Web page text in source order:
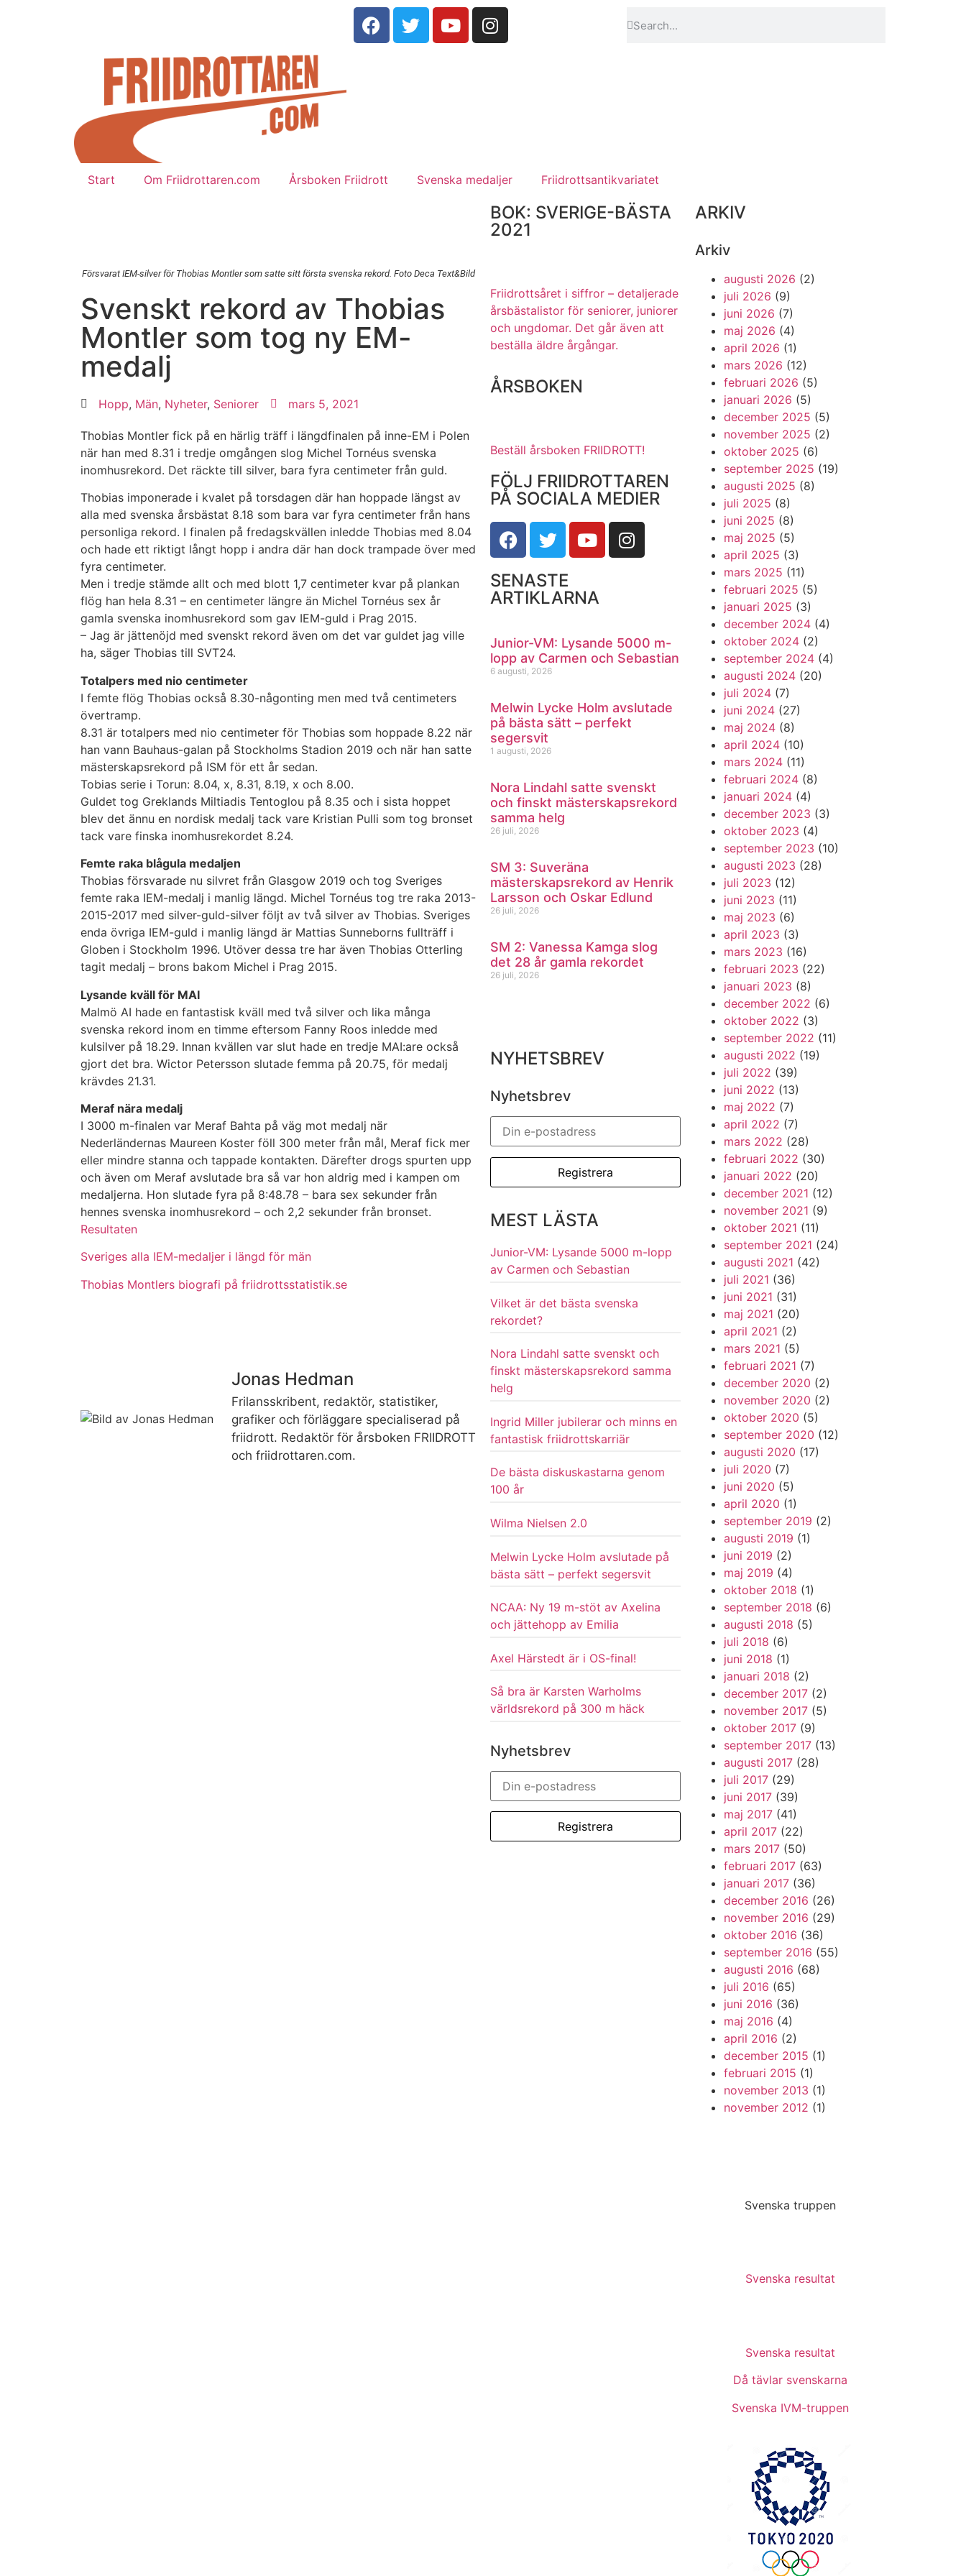
Start Om Friidrottaren.com Årsboken Friidrott Svenska medaljer Friidrottsantikvariatet
Försvarat IEM-silver för Thobias Montler som satte sitt första svenska rekord. Foto Deca Text&Bild
Svenskt rekord av Thobias
Montler som tog ny EM-
medalj
Hopp, Män, Nyheter, Seniorer mars 5, 2021
Thobias Montler fick på en härlig träff i längdfinalen på inne-EM i Polen
när han med 8.31 i tredje omgången slog Michel Tornéus svenska
inomhusrekord. Det räckte till silver, bara fyra centimeter från guld.
Thobias imponerade i kvalet på torsdagen där han hoppade längst av
alla med svenska årsbästat 8.18 som bara var fyra centimeter från hans
personliga rekord. I finalen på fredagskvällen inledde Thobias med 8.04
och hade ett riktigt långt hopp i andra där han dock trampade över med
fyra centimeter.
Men i tredje stämde allt och med blott 1,7 centimeter kvar på plankan
flög han hela 8.31 – en centimeter längre än Michel Tornéus sex år
gamla svenska inomhusrekord som gav IEM-guld i Prag 2015.
– Jag är jättenöjd med svenskt rekord även om det var guldet jag ville
ha, säger Thobias till SVT24.
Totalpers med nio centimeter
I femte flög Thobias också 8.30-någonting men med två centimeters
övertramp.
8.31 är totalpers med nio centimeter för Thobias som hoppade 8.22 när
han vann Bauhaus-galan på Stockholms Stadion 2019 och när han satte
mästerskapsrekord på ISM för ett år sedan.
Tobias serie i Torun: 8.04, x, 8.31, 8.19, x och 8.00.
Guldet tog Greklands Miltiadis Tentoglou på 8.35 och i sista hoppet
blev det ännu en nordisk medalj tack vare Kristian Pulli som tog bronset
tack vare finska inomhusrekordet 8.24.
Femte raka blågula medaljen
Thobias försvarade nu silvret från Glasgow 2019 och tog Sveriges
femte raka IEM-medalj i manlig längd. Michel Tornéus tog tre raka 2013-
2015-2017 med silver-guld-silver följt av två silver av Thobias. Sveriges
enda övriga IEM-guld i manlig längd är Mattias Sunneborns fullträff i
Globen i Stockholm 1996. Utöver dessa tre har även Thobias Otterling
tagit medalj – brons bakom Michel i Prag 2015.
Lysande kväll för MAI
Malmö AI hade en fantastisk kväll med två silver och lika många
svenska rekord inom en timme eftersom Fanny Roos inledde med
kulsilver på 18.29. Innan kvällen var slut hade en tredje MAI:are också
gjort det bra. Wictor Petersson slutade femma på 20.75, för medalj
krävdes 21.31.
Meraf nära medalj
I 3000 m-finalen var Meraf Bahta på väg mot medalj när
Nederländernas Maureen Koster föll 300 meter från mål, Meraf fick mer
eller mindre stanna och tappade kontakten. Därefter drogs spurten upp
och även om Meraf avslutade bra så var hon aldrig med i kampen om
medaljerna. Hon slutade fyra på 8:48.78 – bara sex sekunder från
hennes svenska inomhusrekord – och 2,2 sekunder från bronset.
Resultaten
Sveriges alla IEM-medaljer i längd för män
Thobias Montlers biografi på friidrottsstatistik.se
Jonas Hedman
Frilansskribent, redaktör, statistiker,
grafiker och förläggare specialiserad på
friidrott. Redaktör för årsboken FRIIDROTT
och friidrottaren.com.
BOK: SVERIGE-BÄSTA
2021
Friidrottsåret i siffror – detaljerade
årsbästalistor för seniorer, juniorer
och ungdomar. Det går även att
beställa äldre årgångar.
ÅRSBOKEN
Beställ årsboken FRIIDROTT!
FÖLJ FRIIDROTTAREN
PÅ SOCIALA MEDIER
SENASTE
ARTIKLARNA
Junior-VM: Lysande 5000 m-
lopp av Carmen och Sebastian
6 augusti, 2026
Melwin Lycke Holm avslutade
på bästa sätt – perfekt
segersvit
1 augusti, 2026
Nora Lindahl satte svenskt
och finskt mästerskapsrekord
samma helg
26 juli, 2026
SM 3: Suveräna
mästerskapsrekord av Henrik
Larsson och Oskar Edlund
26 juli, 2026
SM 2: Vanessa Kamga slog
det 28 år gamla rekordet
26 juli, 2026
NYHETSBREV
Nyhetsbrev
MEST LÄSTA
Junior-VM: Lysande 5000 m-lopp
av Carmen och Sebastian
Vilket är det bästa svenska
rekordet?
Nora Lindahl satte svenskt och
finskt mästerskapsrekord samma
helg
Ingrid Miller jubilerar och minns en
fantastisk friidrottskarriär
De bästa diskuskastarna genom
100 år
Wilma Nielsen 2.0
Melwin Lycke Holm avslutade på
bästa sätt – perfekt segersvit
NCAA: Ny 19 m-stöt av Axelina
och jättehopp av Emilia
Axel Härstedt är i OS-final!
Så bra är Karsten Warholms
världsrekord på 300 m häck
Nyhetsbrev
ARKIV
Arkiv
augusti 2026 (2)
juli 2026 (9)
juni 2026 (7)
maj 2026 (4)
april 2026 (1)
mars 2026 (12)
februari 2026 (5)
januari 2026 (5)
december 2025 (5)
november 2025 (2)
oktober 2025 (6)
september 2025 (19)
augusti 2025 (8)
juli 2025 (8)
juni 2025 (8)
maj 2025 (5)
april 2025 (3)
mars 2025 (11)
februari 2025 (5)
januari 2025 (3)
december 2024 (4)
oktober 2024 (2)
september 2024 (4)
augusti 2024 (20)
juli 2024 (7)
juni 2024 (27)
maj 2024 (8)
april 2024 (10)
mars 2024 (11)
februari 2024 (8)
januari 2024 (4)
december 2023 (3)
oktober 2023 (4)
september 2023 (10)
augusti 2023 (28)
juli 2023 (12)
juni 2023 (11)
maj 2023 (6)
april 2023 (3)
mars 2023 (16)
februari 2023 (22)
januari 2023 (8)
december 2022 (6)
oktober 2022 (3)
september 2022 (11)
augusti 2022 (19)
juli 2022 (39)
juni 2022 (13)
maj 2022 (7)
april 2022 (7)
mars 2022 (28)
februari 2022 (30)
januari 2022 (20)
december 2021 (12)
november 2021 (9)
oktober 2021 (11)
september 2021 (24)
augusti 2021 (42)
juli 2021 (36)
juni 2021 (31)
maj 2021 (20)
april 2021 (2)
mars 2021 (5)
februari 2021 (7)
december 2020 (2)
november 2020 (2)
oktober 2020 (5)
september 2020 (12)
augusti 2020 (17)
juli 2020 (7)
juni 2020 (5)
april 2020 (1)
september 2019 (2)
augusti 2019 (1)
juni 2019 (2)
maj 2019 (4)
oktober 2018 (1)
september 2018 (6)
augusti 2018 (5)
juli 2018 (6)
juni 2018 (1)
januari 2018 (2)
december 2017 (2)
november 2017 (5)
oktober 2017 (9)
september 2017 (13)
augusti 2017 (28)
juli 2017 (29)
juni 2017 (39)
maj 2017 (41)
april 2017 (22)
mars 2017 (50)
februari 2017 (63)
januari 2017 (36)
december 2016 (26)
november 2016 (29)
oktober 2016 (36)
september 2016 (55)
augusti 2016 (68)
juli 2016 (65)
juni 2016 (36)
maj 2016 (4)
april 2016 (2)
december 2015 (1)
februari 2015 (1)
november 2013 (1)
november 2012 (1)
Svenska truppen
Svenska resultat
Svenska resultat
Då tävlar svenskarna
Svenska IVM-truppen